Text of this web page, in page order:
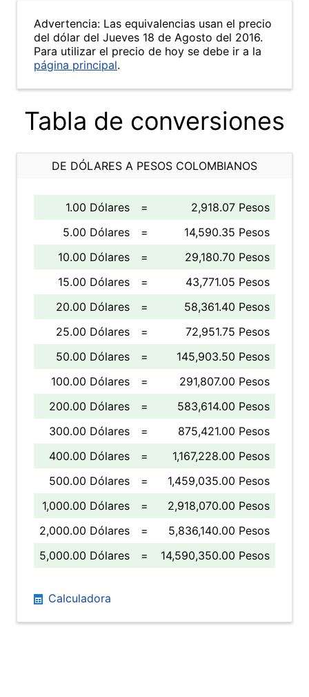
Advertencia: Las equivalencias usan el precio
del dólar del Jueves 18 de Agosto del 2016.
Para utilizar el precio de hoy se debe ir a la
página principal.
Tabla de conversiones
DE DÓLARES A PESOS COLOMBIANOS
1.00 Dólares =
2,918.07 Pesos
5.00 Dólares
=
14,590.35 Pesos
10.00 Dólares
=
29,180.70 Pesos
15.00 Dólares
=
43,771.05 Pesos
20.00 Dólares
=
58,361.40 Pesos
25.00 Dólares
=
72,951.75 Pesos
50.00 Dólares
=
145,903.50 Pesos
100.00 Dólares
=
291,807.00 Pesos
200.00 Dólares
=
583,614.00 Pesos
300.00 Dólares
=
875,421.00 Pesos
400.00 Dólares
=
1,167,228.00 Pesos
500.00 Dólares
=
1,459,035.00 Pesos
1,000.00 Dólares
=
2,918,070.00 Pesos
2,000.00 Dólares
=
5,836,140.00 Pesos
5,000.00 Dólares
= 14,590,350.00 Pesos
Calculadora